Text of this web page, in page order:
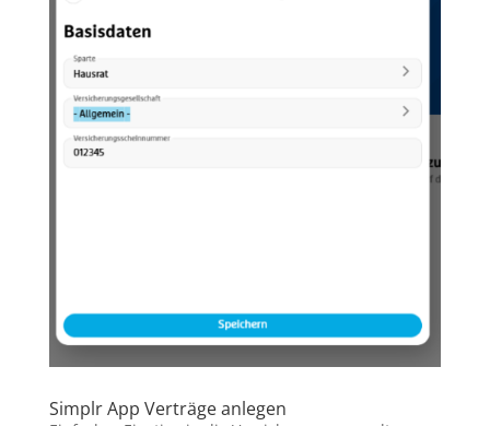
Simplr App Verträge anlegen